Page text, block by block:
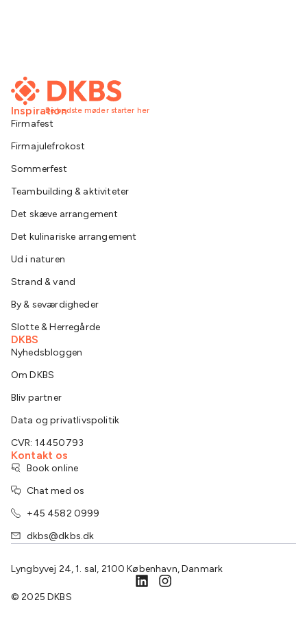
De bedste møder starter her
Inspiration
Firmafest
Firmajulefrokost
Sommerfest
Teambuilding & aktiviteter
Det skæve arrangement
Det kulinariske arrangement
Ud i naturen
Strand & vand
By & seværdigheder
Slotte & Herregårde
DKBS
Nyhedsbloggen
Om DKBS
Bliv partner
Data og privatlivspolitik
CVR: 14450793
Kontakt os
Book online
Chat med os
+45 4582 0999
dkbs@dkbs.dk
Lyngbyvej 24, 1. sal, 2100 København, Danmark
© 2025 DKBS